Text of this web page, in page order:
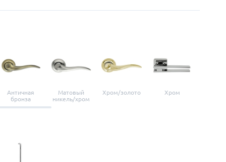
Античная
бронза
Матовый
никель/хром
Хром/золото Хром